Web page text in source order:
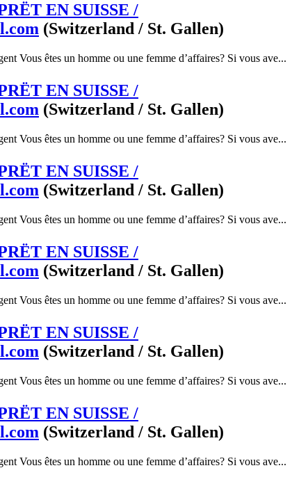
EN SUISSE /
(Switzerland / St. Gallen)
Vous êtes un homme ou une femme d’affaires? Si vous ave...
EN SUISSE /
(Switzerland / St. Gallen)
Vous êtes un homme ou une femme d’affaires? Si vous ave...
EN SUISSE /
(Switzerland / St. Gallen)
Vous êtes un homme ou une femme d’affaires? Si vous ave...
EN SUISSE /
(Switzerland / St. Gallen)
Vous êtes un homme ou une femme d’affaires? Si vous ave...
EN SUISSE /
(Switzerland / St. Gallen)
Vous êtes un homme ou une femme d’affaires? Si vous ave...
EN SUISSE /
(Switzerland / St. Gallen)
Vous êtes un homme ou une femme d’affaires? Si vous ave...